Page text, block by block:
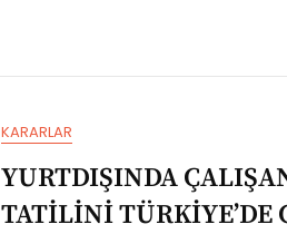
Talep
Edilebilir?
KARARLAR
YURTDIŞINDA
TATİLİNİ TÜRKİYE’DE